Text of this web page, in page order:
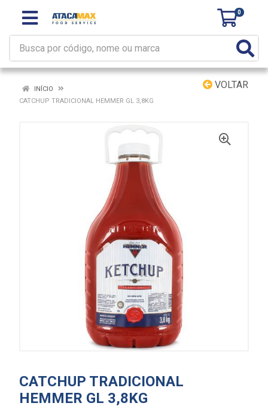
0
VOLTAR
INÍCIO
CATCHUP TRADICIONAL HEMMER GL 3,8KG
CATCHUP TRADICIONAL
HEMMER GL 3,8KG